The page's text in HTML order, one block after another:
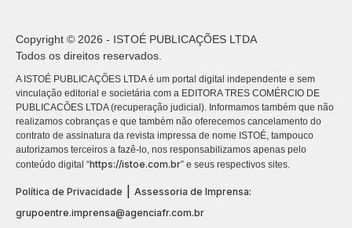
Copyright © 2026 - ISTOÉ PUBLICAÇÕES LTDA
Todos os direitos reservados.
A ISTOÉ PUBLICAÇÕES LTDA é um portal digital independente e sem
vinculação editorial e societária com a EDITORA TRES COMÉRCIO DE
PUBLICACÕES LTDA (recuperação judicial). Informamos também que não
realizamos cobranças e que também não oferecemos cancelamento do
contrato de assinatura da revista impressa de nome ISTOÉ, tampouco
autorizamos terceiros a fazê-lo, nos responsabilizamos apenas pelo
conteúdo digital “https://istoe.com.br” e seus respectivos sites.
Política de Privacidade
Assessoria de Imprensa:
grupoentre.imprensa@agenciafr.com.br